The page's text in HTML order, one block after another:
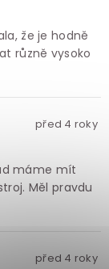
že je hodně
různě vysoko
před 4 roky
máme mít
Měl pravdu
před 4 roky